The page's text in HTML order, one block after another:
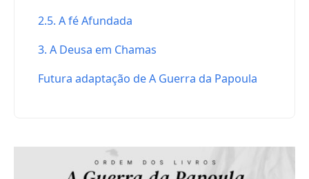
2.5. A fé Afundada
3. A Deusa em Chamas
Futura adaptação de A Guerra da Papoula